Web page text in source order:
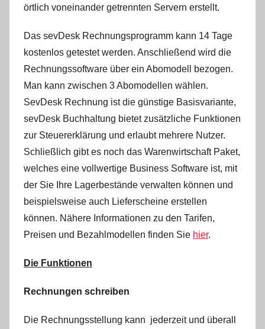
örtlich voneinander getrennten Servern erstellt.
Das sevDesk Rechnungsprogramm kann 14 Tage
kostenlos getestet werden. Anschließend wird die
Rechnungssoftware über ein Abomodell bezogen.
Man kann zwischen 3 Abomodellen wählen.
SevDesk Rechnung ist die günstige Basisvariante,
sevDesk Buchhaltung bietet zusätzliche Funktionen
zur Steuererklärung und erlaubt mehrere Nutzer.
Schließlich gibt es noch das Warenwirtschaft Paket,
welches eine vollwertige Business Software ist, mit
der Sie Ihre Lagerbestände verwalten können und
beispielsweise auch Lieferscheine erstellen
können. Nähere Informationen zu den Tarifen,
Preisen und Bezahlmodellen finden Sie hier.
Die Funktionen
Rechnungen schreiben
Die Rechnungsstellung kann jederzeit und überall